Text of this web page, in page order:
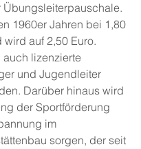
Übungsleiterpauschale.
1960er Jahren bei 1,80
wird auf 2,50 Euro.
lizenzierte
und Jugendleiter
Darüber hinaus wird
der Sportförderung
im
sorgen, der seit